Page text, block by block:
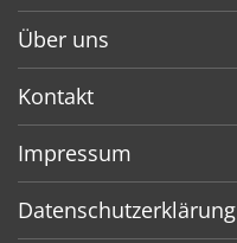
Über uns
Kontakt
Impressum
Datenschutzerklärung